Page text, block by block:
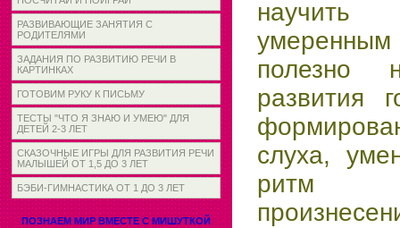
РАЗВИВАЮЩИЕ ЗАНЯТИЯ С
РОДИТЕЛЯМИ
ЗАДАНИЯ ПО РАЗВИТИЮ РЕЧИ В
КАРТИНКАХ
ГОТОВИМ РУКУ К ПИСЬМУ
ТЕСТЫ "ЧТО Я ЗНАЮ И УМЕЮ" ДЛЯ
ДЕТЕЙ 2-3 ЛЕТ
СКАЗОЧНЫЕ ИГРЫ ДЛЯ РАЗВИТИЯ РЕЧИ
МАЛЫШЕЙ ОТ 1,5 ДО 3 ЛЕТ
БЭБИ-ГИМНАСТИКА ОТ 1 ДО 3 ЛЕТ
ПОЗНАЕМ МИР ВМЕСТЕ С МИШУТКОЙ
научить
умеренным
полезно
развития
слуха,
ритм